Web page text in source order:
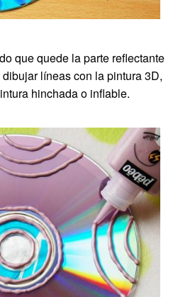
que quede la parte reflectante
líneas con la pintura 3D,
hinchada o inflable.